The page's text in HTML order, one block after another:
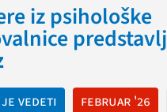
iz psihološke
vedeti februar '26